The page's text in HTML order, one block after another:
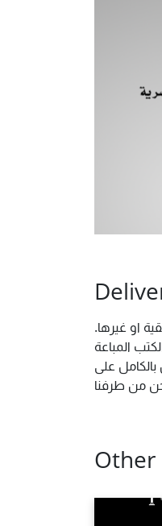
او غيرها.
المباعة
على
من طرفنا
Other